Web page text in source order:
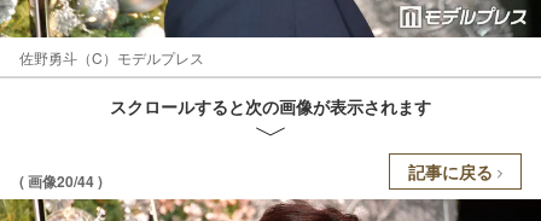
佐野勇斗（C）モデルプレス
スクロールすると次の画像が表示されます
( 画像20/44 ) 記事に戻る